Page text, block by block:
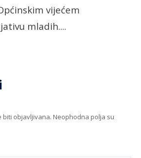
vijećem
mladih....
biti objavljivana. Neophodna polja su